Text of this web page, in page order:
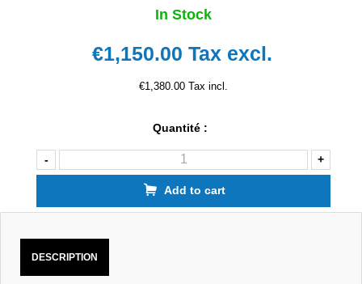
In Stock
€1,150.00 Tax excl.
€1,380.00 Tax incl.
Quantité :
- +
Add to cart
DESCRIPTION